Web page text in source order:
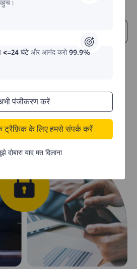
<=24 घंटे और आनंद करो 99.9%
पंजीकरण करें
ट्रैफ़िक के लिए हमसे संपर्क करें
दोबारा याद मत दिलाना